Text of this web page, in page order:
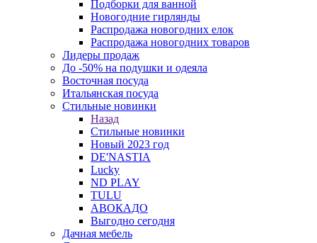
Подборки для ванной
Новогодние гирлянды
Распродажа новогодних елок
Распродажа новогодних товаров
Лидеры продаж
До -50% на подушки и одеяла
Восточная посуда
Итальянская посуда
Стильные новинки
Назад
Стильные новинки
Новый 2023 год
DE'NASTIA
Lucky
ND PLAY
TULU
АВОКАДО
Выгодно сегодня
Дачная мебель